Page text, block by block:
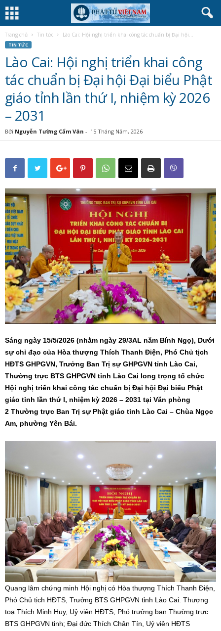
Trang chủ Tin tức Lào Cai: Hội nghị triển khai công tác chuẩn bị Đại hội...
TIN TỨC
Lào Cai: Hội nghị triển khai công
tác chuẩn bị Đại hội Đại biểu Phật
giáo tỉnh lần thứ I, nhiệm kỳ 2026
– 2031
Bởi Nguyễn Tường Cẩm Vân - 15 Tháng Năm, 2026
Sáng ngày 15/5/2026 (nhằm ngày 29/3AL năm Bính Ngọ), Dưới
sự chỉ đạo của Hòa thượng Thích Thanh Điện, Phó Chủ tịch
HĐTS GHPGVN, Trưởng Ban Trị sự GHPGVN tỉnh Lào Cai,
Thường trực BTS GHPGVN tỉnh Lào Cai long trọng tổ chức
Hội nghị triển khai công tác chuẩn bị Đại hội Đại biểu Phật
giáo tỉnh lần thứ I, nhiệm kỳ 2026 – 2031 tại Văn phòng
2 Thường trực Ban Trị sự Phật giáo tỉnh Lào Cai – Chùa Ngọc
Am, phường Yên Bái.
Quang lâm chứng minh Hội nghị có Hòa thượng Thích Thanh Điện,
Phó Chủ tịch HĐTS, Trưởng BTS GHPGVN tỉnh Lào Cai. Thượng
toạ Thích Minh Huy, Uỷ viên HĐTS, Phó trưởng ban Thường trực
BTS GHPGVN tỉnh; Đại đức Thích Chân Tín, Uỷ viên HĐTS